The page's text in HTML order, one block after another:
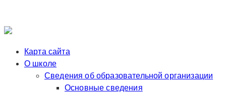
Карта сайта
О школе
Сведения об образовательной организации
Основные сведения